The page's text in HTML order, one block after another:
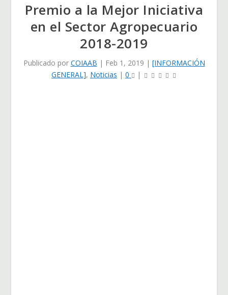
Premio a la Mejor Iniciativa
en el Sector Agropecuario
2018-2019
Publicado por COIAAB | Feb 1, 2019 | [INFORMACIÓN
GENERAL], Noticias | 0 |